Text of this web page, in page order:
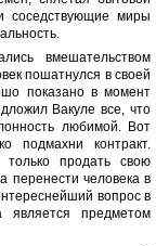
соседствующие миры
вмешательством
пошатнулся в своей
показано в момент
Вакуле все, что
любимой. Вот
подмахни контракт.
только продать свою
перенести человека в
вопрос в
предметом